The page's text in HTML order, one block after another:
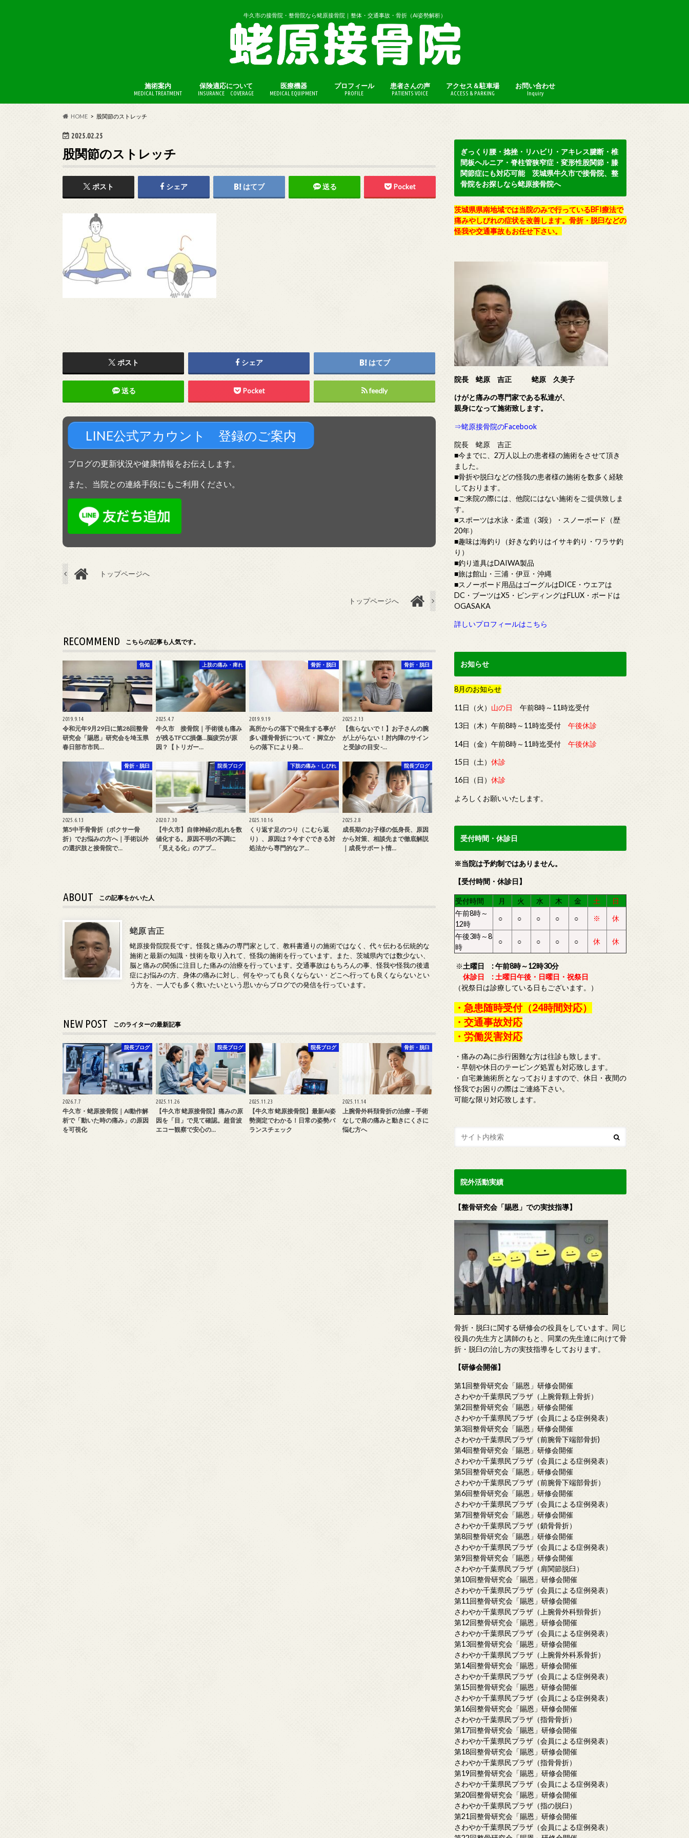
牛久市の接骨院・整骨院なら蛯原接骨院｜整体・交通事故・骨折（AI姿勢解析）
施術案内
MEDICAL TREATMENT
保険適応について
INSURANCE COVERAGE
医療機器
MEDICAL EQUIPMENT
プロフィール
PROFILE
患者さんの声
PATIENTS VOICE
アクセス＆駐車場
ACCESS & PARKING
お問い合わせ
Inquiry
HOME 股関節のストレッチ
2025.02.25
股関節のストレッチ
ポスト シェア はてブ 送る Pocket
ポスト シェア はてブ
送る Pocket feedly
LINE公式アカウント 登録のご案内
ブログの更新状況や健康情報をお伝えします。
また、当院との連絡手段にもご利用ください。
トップページへ
トップページへ
RECOMMEND こちらの記事も人気です。
告知
2019.9.14
令和元年9月29日に第28回整骨
研究会「賜恩」研究会を埼玉県
春日部市市民…
上肢の痛み・痺れ
2025.4.7
牛久市 接骨院｜手術後も痛み
が残るTFCC損傷…脳疲労が原
因？【トリガー…
骨折・脱臼
2019.9.19
高所からの落下で発生する事が
多い踵骨骨折について・脚立か
らの落下により発…
骨折・脱臼
2025.2.13
【焦らないで！】お子さんの腕
が上がらない！肘内障のサイン
と受診の目安 -…
骨折・脱臼
2025.6.13
第5中手骨骨折（ボクサー骨
折）でお悩みの方へ｜手術以外
の選択肢と接骨院で…
院長ブログ
2020.7.30
【牛久市】自律神経の乱れを数
値化する。原因不明の不調に
「見える化」のアプ…
下肢の痛み・しびれ
2025.10.16
くり返す足のつり（こむら返
り）、原因は？今すぐできる対
処法から専門的なア…
院長ブログ
2025.2.8
成長期のお子様の低身長、原因
から対策、相談先まで徹底解説
｜成長サポート情…
ABOUT この記事をかいた人
蛯原 吉正
蛯原接骨院院長です。怪我と痛みの専門家として、教科書通りの施術ではなく、代々伝わる伝統的な
施術と最新の知識・技術を取り入れて、怪我の施術を行っています。また、茨城県内では数少ない、
脳と痛みの関係に注目した痛みの治療を行っています。交通事故はもちろんの事、怪我や怪我の後遺
症にお悩みの方、身体の痛みに対し、何をやっても良くならない・どこへ行っても良くならないとい
う方を、一人でも多く救いたいという思いからブログでの発信を行っています。
NEW POST このライターの最新記事
院長ブログ
2026.7.7
牛久市・蛯原接骨院｜AI動作解
析で「動いた時の痛み」の原因
を可視化
院長ブログ
2025.11.26
【牛久市 蛯原接骨院】痛みの原
因を「目」で見て確認。超音波
エコー観察で安心の…
院長ブログ
2025.11.23
【牛久市 蛯原接骨院】最新AI姿
勢測定でわかる！日常の姿勢バ
ランスチェック
骨折・脱臼
2025.11.14
上腕骨外科頚骨折の治療 – 手術
なしで肩の痛みと動きにくさに
悩む方へ
ぎっくり腰・捻挫・リハビリ・アキレス腱断・椎
間板ヘルニア・脊柱管狭窄症・変形性股関節・膝
関節症にも対応可能 茨城県牛久市で接骨院、整
骨院をお探しなら蛯原接骨院へ
茨城県県南地域では当院のみで行っているBFI療法で
痛みやしびれの症状を改善します。骨折・脱臼などの
怪我や交通事故もお任せ下さい。
院長 蛯原 吉正 蛯原 久美子
けがと痛みの専門家である私達が、
親身になって施術致します。
⇒蛯原接骨院のFacebook
院長 蛯原 吉正
■今までに、2万人以上の患者様の施術をさせて頂き
ました。
■骨折や脱臼などの怪我の患者様の施術を数多く経験
しております。
■ご来院の際には、他院にはない施術をご提供致しま
す。
■スポーツは水泳・柔道（3段）・スノーボード（歴
20年）
■趣味は海釣り（好きな釣りはイサキ釣り・ワラサ釣
り）
■釣り道具はDAIWA製品
■旅は館山・三浦・伊豆・沖縄
■スノーボード用品はゴーグルはDICE・ウエアは
DC・ブーツはX5・ビンディングはFLUX・ボードは
OGASAKA
詳しいプロフィールはこちら
お知らせ
8月のお知らせ
11日（火） 山の日 午前8時～11時迄受付
13日（木）午前8時～11時迄受付 午後休診
14日（金）午前8時～11時迄受付 午後休診
15日（土） 休診
16日（日） 休診
よろしくお願いいたします。
受付時間・休診日
※当院は予約制ではありません。
【受付時間・休診日】
受付時間 月 火 水 木 金 土
日
午前8時～
12時
○ ○ ○ ○ ○ ※ 休
午後3時～8
時
○ ○ ○ ○ ○ 休 休
※土曜日 : 午前8時～12時30分
休診日 : 土曜日午後・日曜日・祝祭日
（祝祭日は診療している日もございます。）
・急患随時受付（24時間対応）
・交通事故対応
・労働災害対応
・痛みの為に歩行困難な方は往診も致します。
・早朝や休日のテーピング処置も対応致します。
・自宅兼施術所となっておりますので、休日・夜間の
怪我でお困りの際はご連絡下さい。
可能な限り対応致します。
院外活動実績
【整骨研究会「賜恩」での実技指導】
骨折・脱臼に関する研修会の役員をしています。同じ
役員の先生方と講師のもと、同業の先生達に向けて骨
折・脱臼の治し方の実技指導をしております。
【研修会開催】
第1回整骨研究会「賜恩」研修会開催
さわやか千葉県民プラザ（上腕骨顆上骨折）
第2回整骨研究会「賜恩」研修会開催
さわやか千葉県民プラザ（会員による症例発表）
第3回整骨研究会「賜恩」研修会開催
さわやか千葉県民プラザ（前腕骨下端部骨折)
第4回整骨研究会「賜恩」研修会開催
さわやか千葉県民プラザ（会員による症例発表）
第5回整骨研究会「賜恩」研修会開催
さわやか千葉県民プラザ（前腕骨下端部骨折）
第6回整骨研究会「賜恩」研修会開催
さわやか千葉県民プラザ（会員による症例発表）
第7回整骨研究会「賜恩」研修会開催
さわやか千葉県民プラザ（鎖骨骨折）
第8回整骨研究会「賜恩」研修会開催
さわやか千葉県民プラザ（会員による症例発表）
第9回整骨研究会「賜恩」研修会開催
さわやか千葉県民プラザ（肩関節脱臼）
第10回整骨研究会「賜恩」研修会開催
さわやか千葉県民プラザ（会員による症例発表）
第11回整骨研究会「賜恩」研修会開催
さわやか千葉県民プラザ（上腕骨外科頸骨折）
第12回整骨研究会「賜恩」研修会開催
さわやか千葉県民プラザ（会員による症例発表）
第13回整骨研究会「賜恩」研修会開催
さわやか千葉県民プラザ（上腕骨外科系骨折）
第14回整骨研究会「賜恩」研修会開催
さわやか千葉県民プラザ（会員による症例発表）
第15回整骨研究会「賜恩」研修会開催
さわやか千葉県民プラザ（会員による症例発表）
第16回整骨研究会「賜恩」研修会開催
さわやか千葉県民プラザ（指骨骨折）
第17回整骨研究会「賜恩」研修会開催
さわやか千葉県民プラザ（会員による症例発表）
第18回整骨研究会「賜恩」研修会開催
さわやか千葉県民プラザ（指骨骨折）
第19回整骨研究会「賜恩」研修会開催
さわやか千葉県民プラザ（会員による症例発表）
第20回整骨研究会「賜恩」研修会開催
さわやか千葉県民プラザ（指の脱臼）
第21回整骨研究会「賜恩」研修会開催
さわやか千葉県民プラザ（会員による症例発表）